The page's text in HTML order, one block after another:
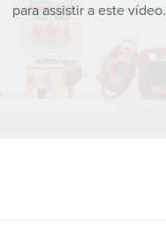
s
para assistir a este vídeo.